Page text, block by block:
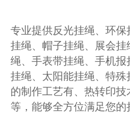
专业提供反光挂绳、环
挂绳、帽子挂绳、展会
绳、手表带挂绳、手机
挂绳、太阳能挂绳、特
的制作工艺有、热转印
等，能够全方位满足您的